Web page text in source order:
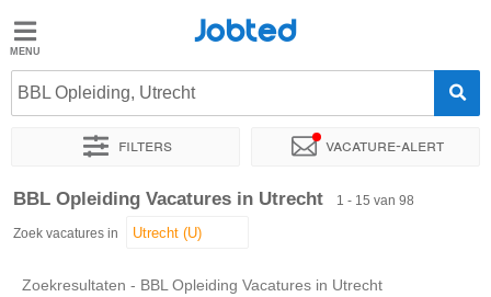
Jobted
Vacatures
Salarissen
Jobted
BBL Opleiding, Utrecht
Filters Vacature-alert
Sorteer op Exacte locatie Bedrijf Uitzendbureau
BBL Opleiding Vacatures in Utrecht 1 - 15 van 98
Zoek vacatures in
Zoekresultaten - BBL Opleiding Vacatures in Utrecht